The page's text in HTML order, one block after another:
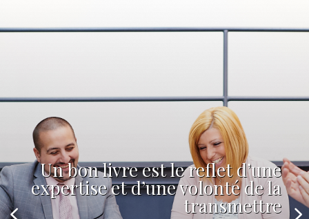
Un bon livre est le reflet d’une
expertise et d’une volonté de la
transmettre